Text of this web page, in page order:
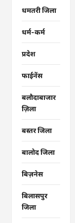
धमतरी जिला
धर्म-कर्म
प्रदेश
फाईनेंस
बलौदाबाजार
ज़िला
बस्तर जिला
बालोद जिला
बिज़नेस
बिलासपुर
जिला